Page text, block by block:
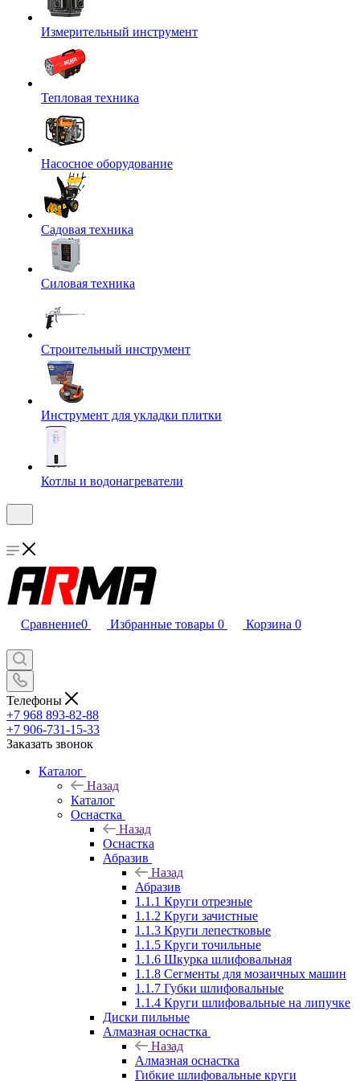
Измерительный инструмент
Тепловая техника
Насосное оборудование
Садовая техника
Силовая техника
Строительный инструмент
Инструмент для укладки плитки
Котлы и водонагреватели
Сравнение0 Избранные товары 0 Корзина 0
Телефоны
+7 968 893-82-88
+7 906-731-15-33
Заказать звонок
Каталог
Назад
Каталог
Оснастка
Назад
Оснастка
Абразив
Назад
Абразив
1.1.1 Круги отрезные
1.1.2 Круги зачистные
1.1.3 Круги лепестковые
1.1.5 Круги точильные
1.1.6 Шкурка шлифовальная
1.1.8 Сегменты для мозаичных машин
1.1.7 Губки шлифовальные
1.1.4 Круги шлифовальные на липучке
Диски пильные
Алмазная оснастка
Назад
Алмазная оснастка
Гибкие шлифовальные круги